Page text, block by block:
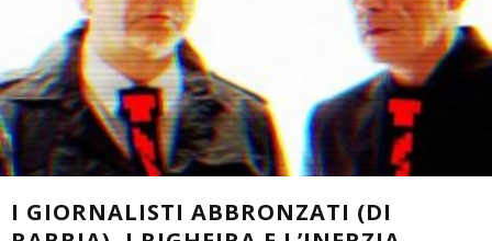
I GIORNALISTI ABBRONZATI (DI